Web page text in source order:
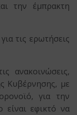
την έμπρακτη
τις ερωτήσεις
ανακοινώσεις,
Κυβέρνησης, με
για την
είναι εφικτό να